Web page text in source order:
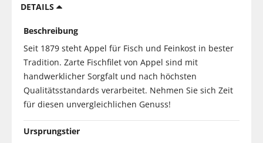
DETAILS
Beschreibung
Seit 1879 steht Appel für Fisch und Feinkost in bester
Tradition. Zarte Fischfilet von Appel sind mit
handwerklicher Sorgfalt und nach höchsten
Qualitätsstandards verarbeitet. Nehmen Sie sich Zeit
für diesen unvergleichlichen Genuss!
Ursprungstier